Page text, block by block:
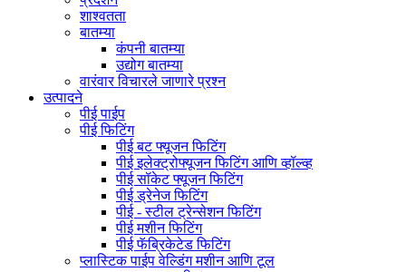
शाश्वतता
बातम्या
कंपनी बातम्या
उद्योग बातम्या
वारंवार विचारले जाणारे प्रश्न
उत्पादने
पीई पाईप
पीई फिटिंग
पीई बट फ्यूजन फिटिंग
पीई इलेक्ट्रोफ्यूजन फिटिंग आणि व्हॉल्व्ह
पीई सॉकेट फ्यूजन फिटिंग
पीई ड्रेनेज फिटिंग
पीई - स्टील ट्रेन्सेशन फिटिंग
पीई मशीन फिटिंग
पीई फॅब्रिकेटेड फिटिंग
प्लास्टिक पाईप वेल्डिंग मशीन आणि टूल